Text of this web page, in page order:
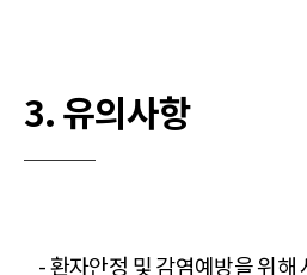
3. 유의사항
- 환자안정 및 감염예방을 위